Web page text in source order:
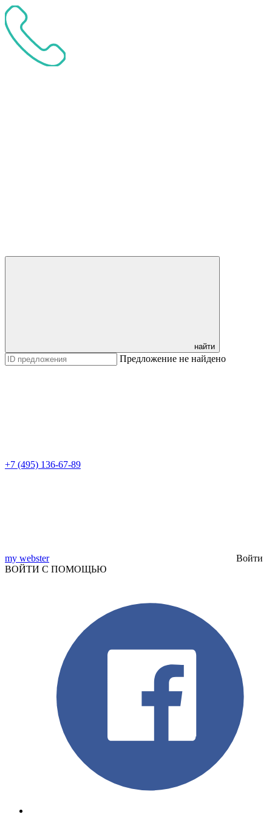
найти
Предложение не найдено
+7 (495) 136-67-89
my webster
Войти
ВОЙТИ С ПОМОЩЬЮ